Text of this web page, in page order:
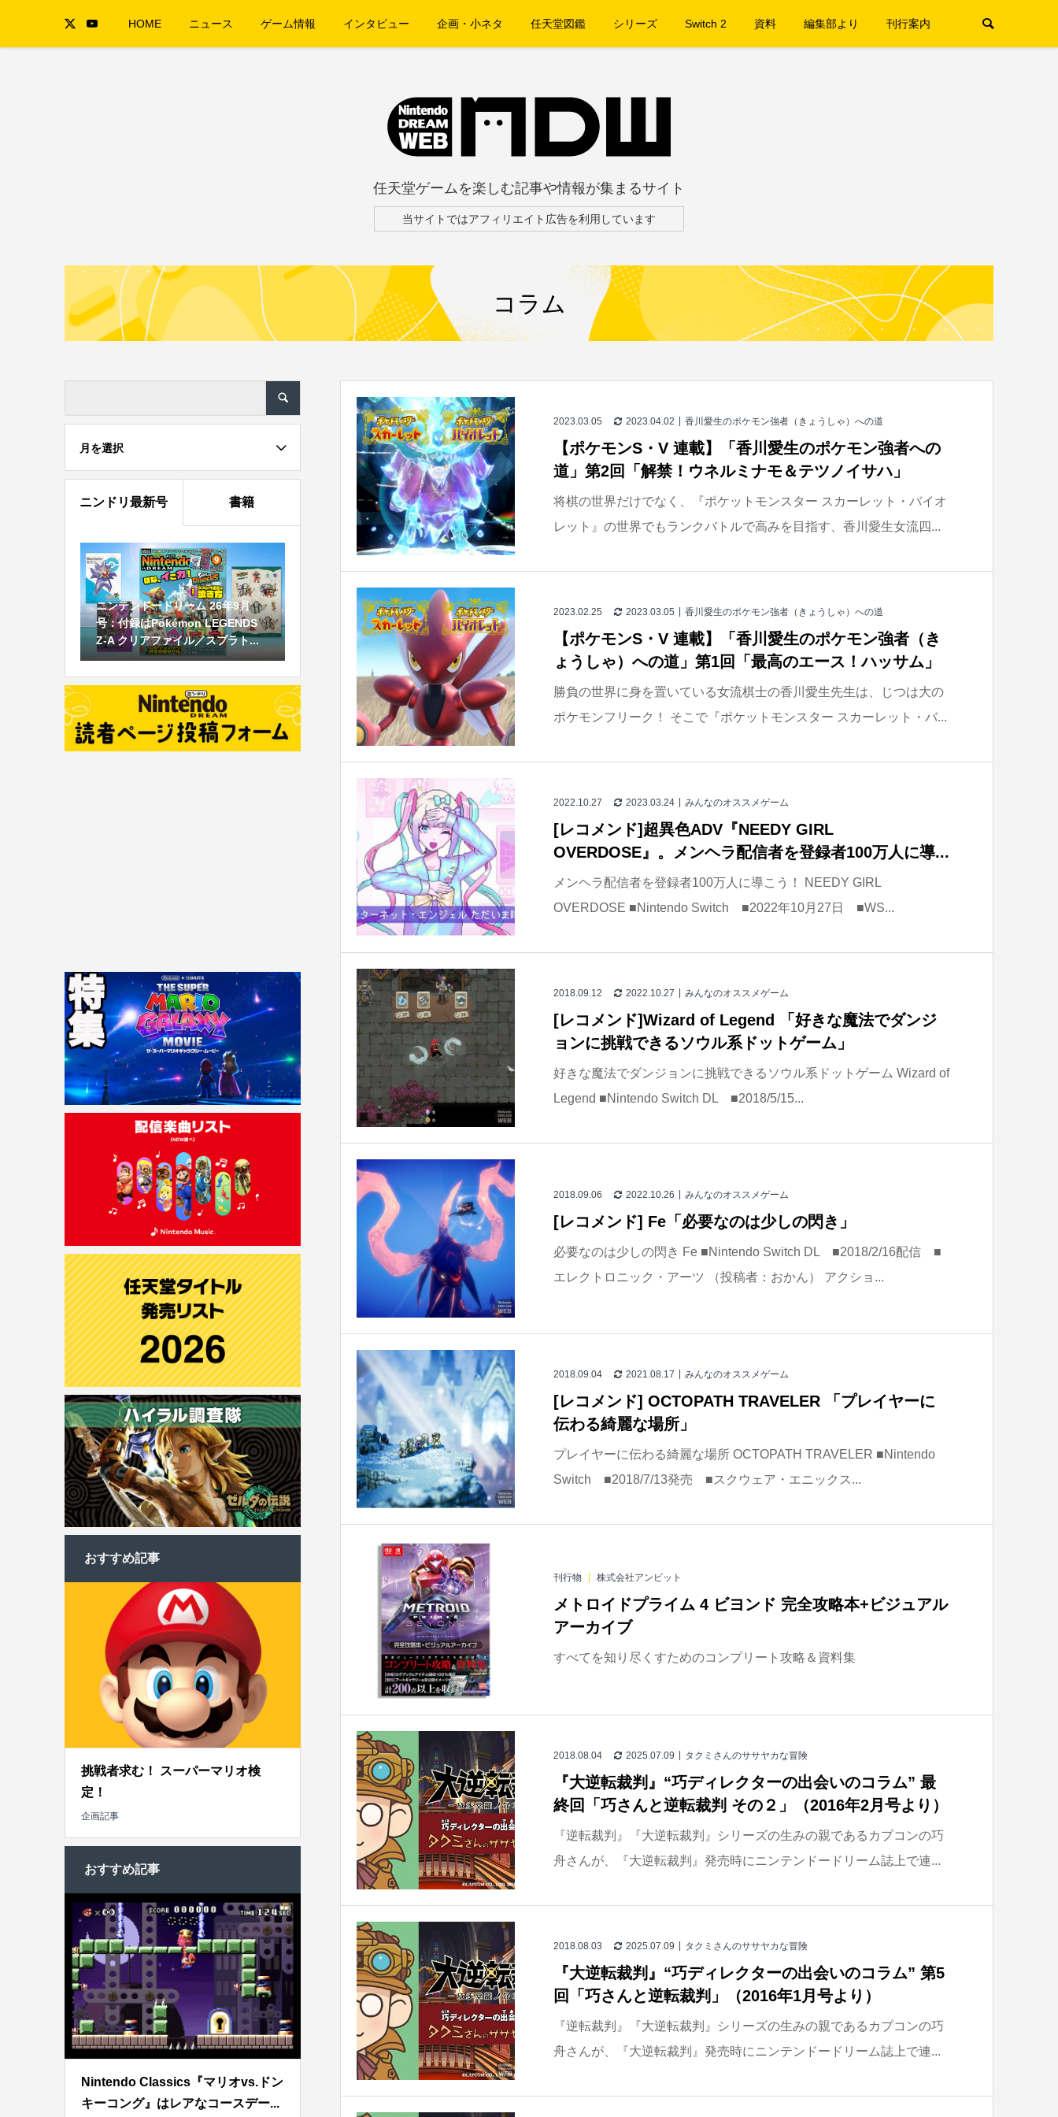
HOME ニュース ゲーム情報 インタビュー 企画・小ネタ 任天堂図鑑 シリーズ Switch 2 資料 編集部より 刊行案内
任天堂ゲームを楽しむ記事や情報が集まるサイト
当サイトではアフィリエイト広告を利用しています
コラム
2023.03.05 2023.04.02 香川愛生のポケモン強者（きょうしゃ）への道
【ポケモンS・V 連載】「香川愛生のポケモン強者への
道」第2回「解禁！ウネルミナモ＆テツノイサハ」
将棋の世界だけでなく、『ポケットモンスター スカーレット・バイオ
レット』の世界でもランクバトルで高みを目指す、香川愛生女流四...
2023.02.25 2023.03.05 香川愛生のポケモン強者（きょうしゃ）への道
【ポケモンS・V 連載】「香川愛生のポケモン強者（き
ょうしゃ）への道」第1回「最高のエース！ハッサム」
勝負の世界に身を置いている女流棋士の香川愛生先生は、じつは大の
ポケモンフリーク！ そこで『ポケットモンスター スカーレット・バ...
2022.10.27 2023.03.24 みんなのオススメゲーム
[レコメンド]超異色ADV『NEEDY GIRL
OVERDOSE』。メンヘラ配信者を登録者100万人に導...
メンヘラ配信者を登録者100万人に導こう！ NEEDY GIRL
OVERDOSE ■Nintendo Switch ■2022年10月27日 ■WS...
2018.09.12 2022.10.27 みんなのオススメゲーム
[レコメンド]Wizard of Legend 「好きな魔法でダンジ
ョンに挑戦できるソウル系ドットゲーム」
好きな魔法でダンジョンに挑戦できるソウル系ドットゲーム Wizard of
Legend ■Nintendo Switch DL ■2018/5/15...
2018.09.06 2022.10.26 みんなのオススメゲーム
[レコメンド] Fe「必要なのは少しの閃き」
必要なのは少しの閃き Fe ■Nintendo Switch DL ■2018/2/16配信 ■
エレクトロニック・アーツ （投稿者：おかん） アクショ...
2018.09.04 2021.08.17 みんなのオススメゲーム
[レコメンド] OCTOPATH TRAVELER 「プレイヤーに
伝わる綺麗な場所」
プレイヤーに伝わる綺麗な場所 OCTOPATH TRAVELER ■Nintendo
Switch ■2018/7/13発売 ■スクウェア・エニックス...
刊行物 株式会社アンビット
メトロイドプライム 4 ビヨンド 完全攻略本+ビジュアル
アーカイブ
すべてを知り尽くすためのコンプリート攻略＆資料集
2018.08.04 2025.07.09 タクミさんのササヤカな冒険
『大逆転裁判』“巧ディレクターの出会いのコラム” 最
終回「巧さんと逆転裁判 その２」（2016年2月号より）
『逆転裁判』『大逆転裁判』シリーズの生みの親であるカプコンの巧
舟さんが、『大逆転裁判』発売時にニンテンドードリーム誌上で連...
2018.08.03 2025.07.09 タクミさんのササヤカな冒険
『大逆転裁判』“巧ディレクターの出会いのコラム” 第5
回「巧さんと逆転裁判」（2016年1月号より）
『逆転裁判』『大逆転裁判』シリーズの生みの親であるカプコンの巧
舟さんが、『大逆転裁判』発売時にニンテンドードリーム誌上で連...
月を選択
ニンドリ最新号 書籍
ニンテンドードリーム 26年9月
号：付録はPokémon LEGENDS
Z-A クリアファイル／スプラト...
おすすめ記事
挑戦者求む！ スーパーマリオ検
定！
企画記事
おすすめ記事
Nintendo Classics『マリオvs.ドン
キーコング』はレアなコースデー...